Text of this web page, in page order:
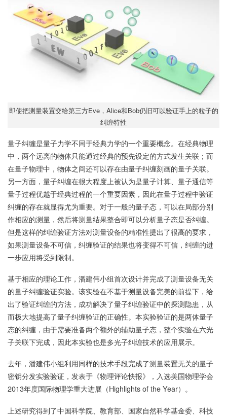
即使把测量装置交给第三方Eve，Alice和Bob仍旧可以验证手上的粒子的
纠缠特性
量子纠缠是量子力学不同于经典力学的一个重要概念。在经典物理
中，两个远离的物体只能通过经典的预先设定的方式发生关联；而
在量子物理中，物体之间还可以存在由量子纠缠刻画的量子关联。
另一方面，量子纠缠在很大程度上被认为是量子计算、量子通信等
量子过程优越于经典过程的一个重要因素，因此在量子过程中验证
纠缠的存在就显得尤为重要。对于一般的量子态，可以在局部分别
作相应的测量，然后将测量结果整合即可以分析量子态是否纠缠。
但是这样的纠缠验证方法对测量设备的精准性提出了很高的要求，
如果测量设备不可信，纠缠验证的结果也将变得不可信，纠缠的进
一步应用将受到限制。
基于相应的理论工作，潘建伟小组首次设计并完成了测量设备无关
的量子纠缠验证实验。该实验在不基于测量设备完美的前提下，给
出了验证纠缠的方法，成功解决了量子纠缠验证中的探测隐患，从
而极大地提高了量子纠缠验证的正确性。本实验验证的是两体量子
态的纠缠，由于需要准备两个额外的辅助量子态，整个实验在六光
子关联下完成，因此本实验也是多光子纠缠技术的应用展示。
去年，潘建伟小组利用同样的技术手段完成了测量装置无关的量子
密钥分发实验验证，发表于《物理评论快报》，入选美国物理学会
2013年度国际物理学重大进展（Highlights of the Year）。
上述研究得到了中国科学院、教育部、国家自然科学基金委、科技